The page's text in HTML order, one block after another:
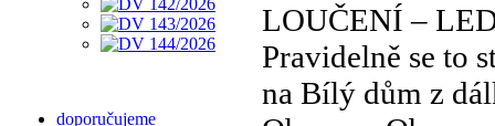
doporučujeme
LOUČENÍ –
Pravidelně se to
na Bílý dům z